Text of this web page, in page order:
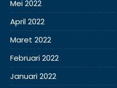
Mei 2022
April 2022
Maret 2022
Februari 2022
Januari 2022